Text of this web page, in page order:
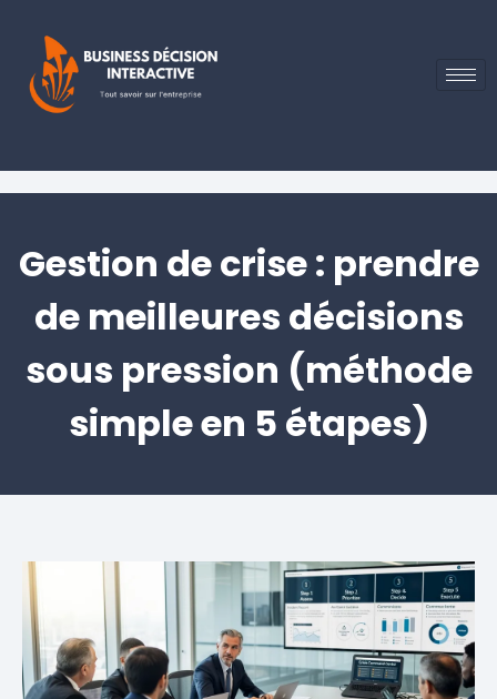
Gestion de crise : prendre
de meilleures décisions
sous pression (méthode
simple en 5 étapes)